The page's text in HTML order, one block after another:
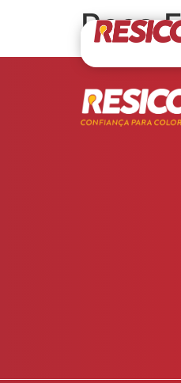
Rosa